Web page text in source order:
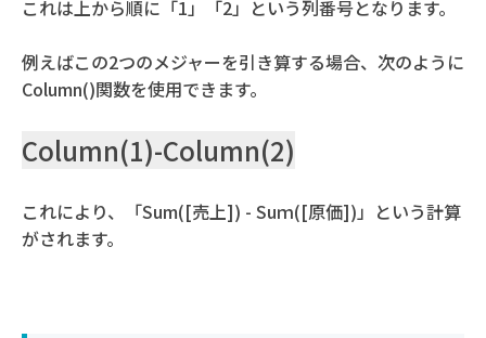
これは上から順に「1」「2」という列番号となります。
例えばこの2つのメジャーを引き算する場合、次のように
Column()関数を使用できます。
Column(1)-Column(2)
これにより、「Sum([売上]) - Suｍ([原価])」という計算
がされます。